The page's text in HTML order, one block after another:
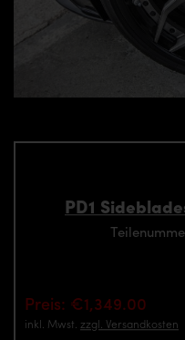
PD1
Preis: €1,349.00
inkl. Mwst. zzgl. Versandkosten